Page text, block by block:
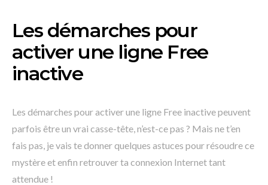
Les démarches pour
activer une ligne Free
inactive
Les démarches pour activer une ligne Free inactive peuvent
parfois être un vrai casse-tête, n’est-ce pas ? Mais ne t’en
fais pas, je vais te donner quelques astuces pour résoudre ce
mystère et enfin retrouver ta connexion Internet tant
attendue !